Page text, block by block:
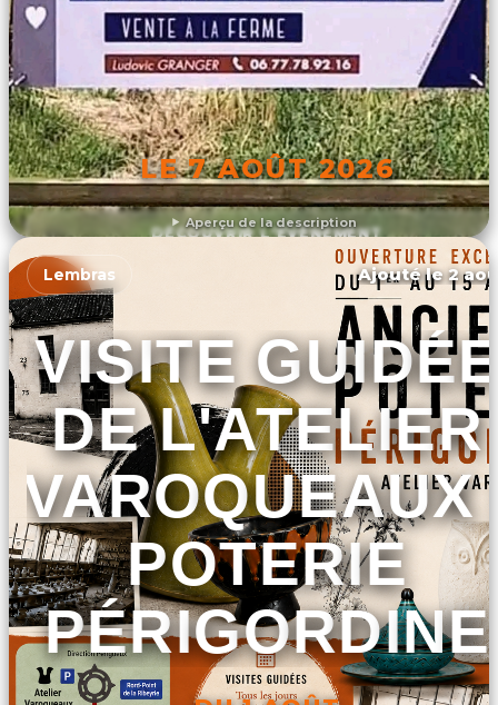
Aperçu de la description
LE 7 AOÛT 2026
DÉCOUVRIR L'ÉVÉNEMENT
Lembras Ajouté le 2
VISITE
DE L'ATELIER
VAROQUEAUX
POTERIE
PÉRIGORDINE